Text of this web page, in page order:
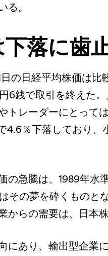
る。
落に歯
の日経平均株価は
6銭で取引を終えた
トレーダーにとって
4.6％下落しており
の急騰は、1989年水
その夢を砕くものと
からの需要は、日本
にあり、輸出型企業